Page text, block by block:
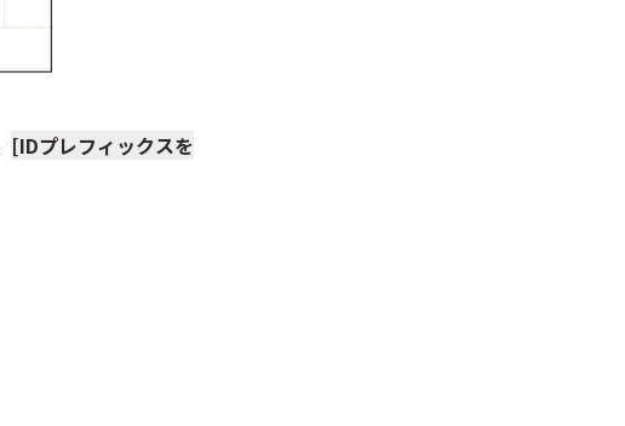
[IDプレフィックスを